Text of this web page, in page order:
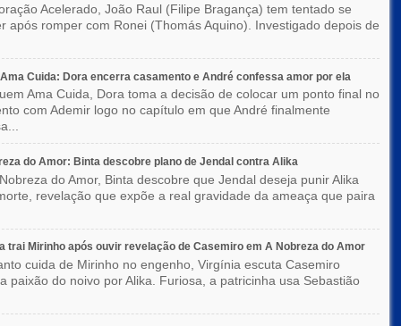
Acelerado, João Raul (Filipe Bragança) tem tentado se
após romper com Ronei (Thomás Aquino). Investigado depois de
Cuida: Dora encerra casamento e André confessa amor por ela
Ama Cuida, Dora toma a decisão de colocar um ponto final no
com Ademir logo no capítulo em que André finalmente
do Amor: Binta descobre plano de Jendal contra Alika
do Amor, Binta descobre que Jendal deseja punir Alika
revelação que expõe a real gravidade da ameaça que paira
trai Mirinho após ouvir revelação de Casemiro em A Nobreza do Amor
cuida de Mirinho no engenho, Virgínia escuta Casemiro
paixão do noivo por Alika. Furiosa, a patricinha usa Sebastião